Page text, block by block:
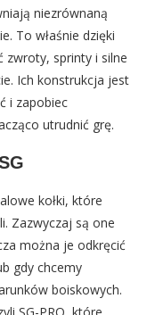
niezrównaną
To właśnie dzięki
zwroty, sprinty i silne
Ich konstrukcja jest
i zapobiec
utrudnić grę.
kołki, które
Zazwyczaj są one
można je odkręcić
gdy chcemy
boiskowych.
SG-PRO, które